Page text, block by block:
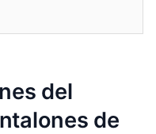
del
de